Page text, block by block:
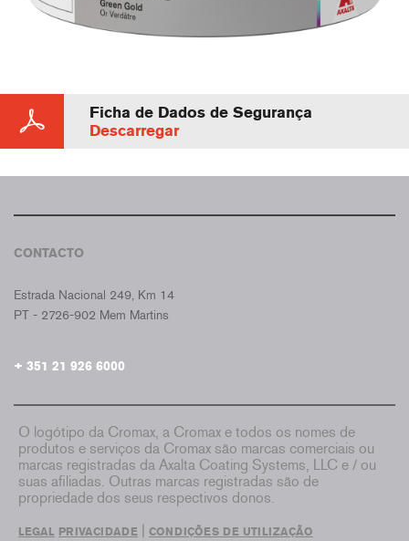
Ficha de Dados de Segurança
Descarregar
CONTACTO
Estrada Nacional 249, Km 14
PT - 2726-902 Mem Martins
+ 351 21 926 6000
O logótipo da Cromax, a Cromax e todos os nomes de
produtos e serviços da Cromax são marcas comerciais ou
marcas registradas da Axalta Coating Systems, LLC e / ou
suas afiliadas. Outras marcas registradas são de
propriedade dos seus respectivos donos.
LEGAL PRIVACIDADE CONDIÇÕES DE UTILIZAÇÃO